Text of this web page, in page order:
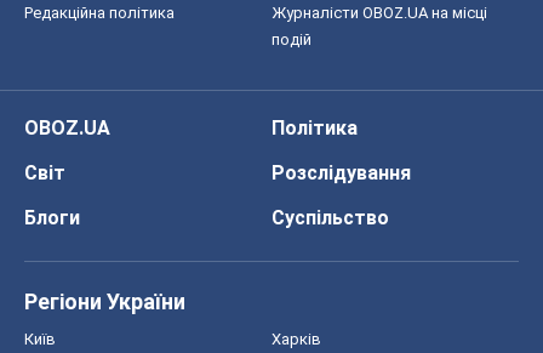
Редакційна політика
Журналісти OBOZ.UA на місці
подій
OBOZ.UA
Політика
Світ
Розслідування
Блоги
Суспільство
Регіони України
Київ Харків